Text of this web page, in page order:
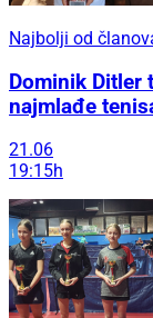
Najbolji od
Dominik Ditler
najmlađe
21.06
19:15h